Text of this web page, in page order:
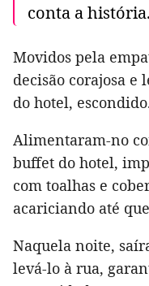
conta a história.
Movidos pela
decisão corajosa e
do hotel,
Alimentaram-no
buffet do hotel,
com toalhas e
acariciando até
Naquela noite,
levá-lo à rua,